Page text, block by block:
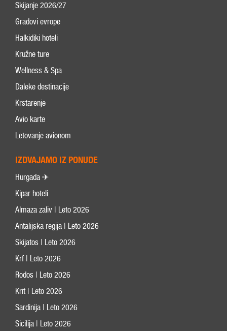
Skijanje 2026/27
Gradovi evrope
Halkidiki hoteli
Kružne ture
Wellness & Spa
Daleke destinacije
Krstarenje
Avio karte
Letovanje avionom
IZDVAJAMO IZ PONUDE
Hurgada ✈
Kipar hoteli
Almaza zaliv | Leto 2026
Antalijska regija | Leto 2026
Skijatos | Leto 2026
Krf | Leto 2026
Rodos | Leto 2026
Krit | Leto 2026
Sardinija | Leto 2026
Sicilija | Leto 2026